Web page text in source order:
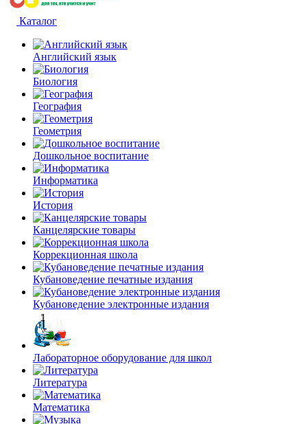
Каталог
Английский язык
Биология
География
Геометрия
Дошкольное воспитание
Информатика
История
Канцелярские товары
Коррекционная школа
Кубановедение печатные издания
Кубановедение электронные издания
Лабораторное оборудование для школ
Литература
Математика